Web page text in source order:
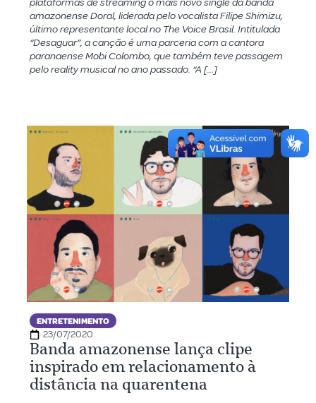
amazonense Doral, liderada pelo vocalista Filipe Shimizu,
último representante local no The Voice Brasil. Intitulada
“Desaguar”, a canção é uma parceria com a cantora
paranaense Mobi Colombo, que também teve passagem
pelo reality musical no ano passado. “A […]
ENTRETENIMENTO
23/07/2020
Banda amazonense lança clipe
inspirado em relacionamento à
distância na quarentena